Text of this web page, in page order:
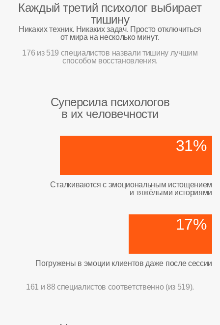
Каждый третий психолог выбирает
тишину
Никаких техник. Никаких задач. Просто отключиться
от мира на несколько минут.
176 из 519 специалистов назвали тишину лучшим
способом восстановления.
Суперсила психологов
в их человечности
31%
Сталкиваются с эмоциональным истощением
и тяжёлыми историями
17%
Погружены в эмоции клиентов даже после сессии
161 и 88 специалистов соответственно (из 519).